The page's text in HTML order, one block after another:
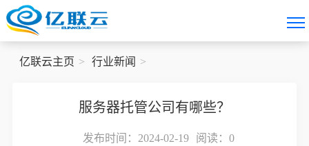
亿联云主页 行业新闻
服务器托管公司有哪些？
发布时间：2024-02-19 阅读： 0